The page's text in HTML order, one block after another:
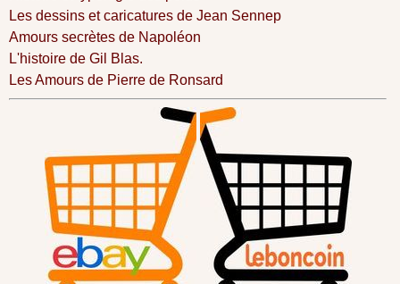
Les dessins et caricatures de Jean Sennep
Amours secrètes de Napoléon
L'histoire de Gil Blas.
Les Amours de Pierre de Ronsard